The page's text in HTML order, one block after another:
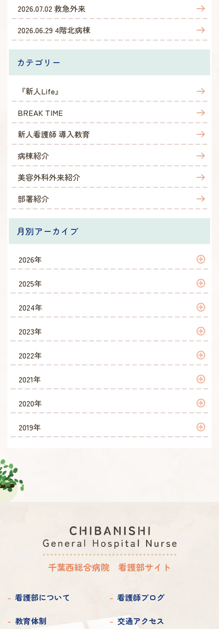
2026.07.02 救急外来
2026.06.29 4階北病棟
カテゴリー
『新人Life』
BREAK TIME
新人看護師 導入教育
病棟紹介
美容外科外来紹介
部署紹介
月別アーカイブ
2026年
2026年 7月
2026年 6月
2026年 5月
2026年 3月
2026年 2月
2026年 1月
2025年
2025年 12月
2025年 11月
2025年 10月
2025年 8月
2025年 7月
2025年 6月
2025年 1月
2024年
2024年 12月
2024年 10月
2024年 9月
2024年 7月
2024年 6月
2024年 4月
2024年 1月
2023年
2023年 12月
2023年 11月
2023年 10月
2023年 8月
2023年 6月
2023年 3月
2023年 2月
2022年
2022年 12月
2022年 11月
2022年 10月
2022年 7月
2022年 4月
2022年 3月
2022年 2月
2022年 1月
2021年
2021年 12月
2021年 11月
2021年 8月
2021年 5月
2021年 4月
2021年 3月
2021年 2月
2020年
2020年 12月
2020年 9月
2020年 6月
2020年 4月
2020年 3月
2019年
2019年 9月
2019年 6月
2019年 4月
2019年 3月
千葉西総合病院 看護部サイト
看護部について
看護師ブログ
教育体制
交通アクセス